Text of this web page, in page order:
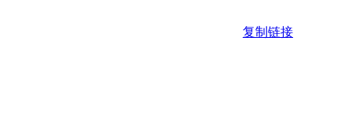
复制链接